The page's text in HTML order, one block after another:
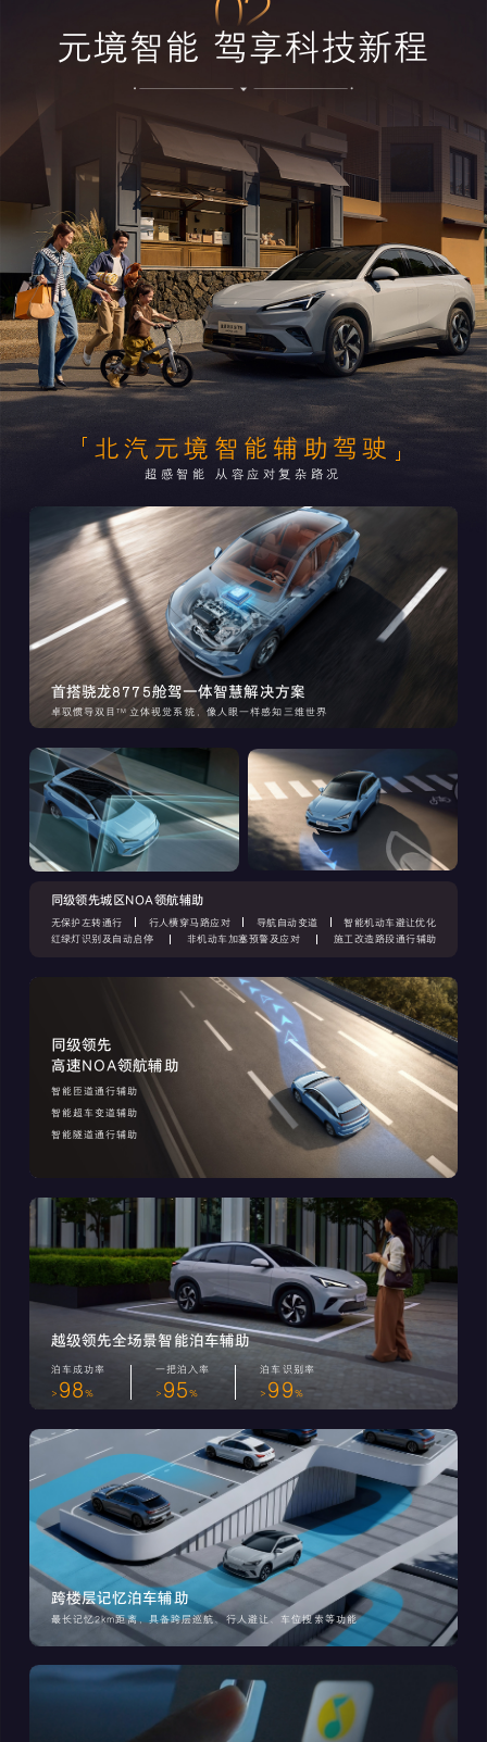
元境智能 驾享科技新程
北汽元境智能辅助驾驶
超感智能 从容应对复杂路况
首搭骁龙8775舱驾一体智慧解决方案
卓驭惯导双目TM 立体视觉系统，像人眼一样感知三维世界
同级领先城区NOA领航辅助
无保护左转通行 行人横穿马路应对 导航自动变道
智能机动车避让优化
红绿灯识别及自动启停
非机动车加塞预警及应对 施工改造路段通行辅助
同级领先
高速NOA领航辅助
智能匝道通行辅助
智能超车变道辅助
智能隧道通行辅助
越级领先全场景智能泊车辅助
泊车成功率
> 98%
一把泊入率
> 95%
泊车识别率
> 99%
跨楼层记忆泊车辅助
最长记忆2km距离，具备跨层巡航、行人避让、车位搜索等功能